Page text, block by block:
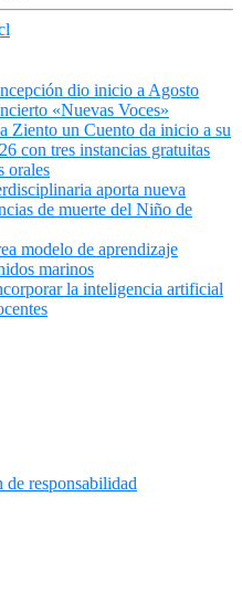
dio inicio a Agosto
«Nuevas Voces»
Ziento un Cuento da inicio a su
con tres instancias gratuitas
orales
aporta nueva
de muerte del Niño de
modelo de aprendizaje
marinos
la inteligencia artificial
de responsabilidad